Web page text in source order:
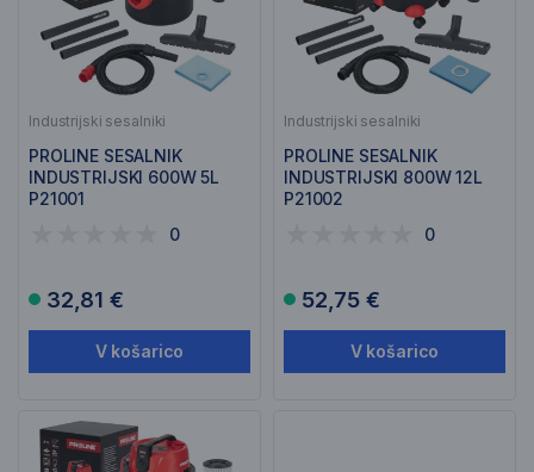
Industrijski sesalniki
PROLINE SESALNIK
INDUSTRIJSKI 600W 5L
P21001
0
32,81 €
V košarico
Industrijski sesalniki
PROLINE SESALNIK
INDUSTRIJSKI 800W 12L
P21002
0
52,75 €
V košarico